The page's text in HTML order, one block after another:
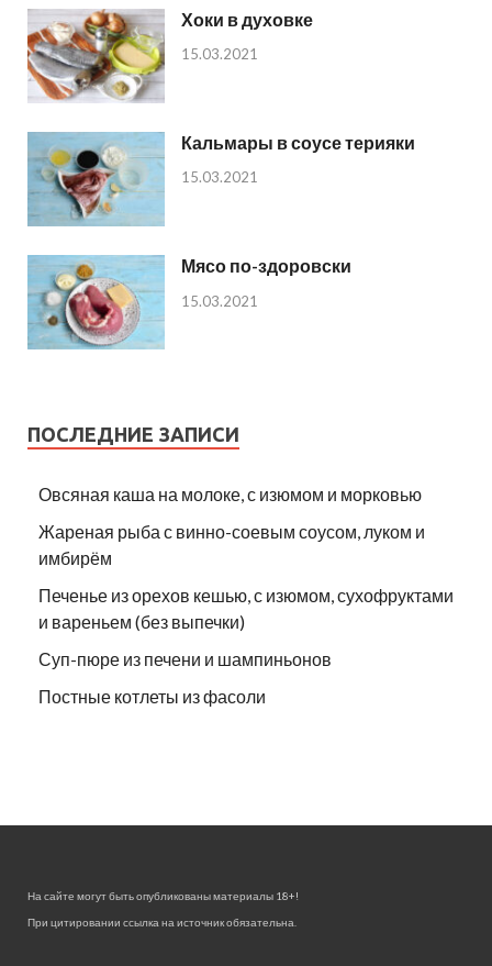
Хоки в духовке
15.03.2021
Кальмары в соусе терияки
15.03.2021
Мясо по-здоровски
15.03.2021
ПОСЛЕДНИЕ ЗАПИСИ
Овсяная каша на молоке, с изюмом и морковью
Жареная рыба с винно-соевым соусом, луком и
имбирём
Печенье из орехов кешью, с изюмом, сухофруктами
и вареньем (без выпечки)
Суп-пюре из печени и шампиньонов
Постные котлеты из фасоли
На сайте могут быть опубликованы материалы 18+!
При цитировании ссылка на источник обязательна.